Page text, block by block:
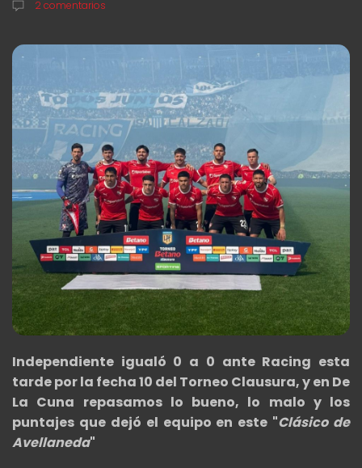
2 comentarios
Independiente igualó 0 a 0 ante Racing esta
tarde por la fecha 10 del Torneo Clausura, y en De
La Cuna repasamos lo bueno, lo malo y los
puntajes que dejó el equipo en este "Clásico de
Avellaneda"